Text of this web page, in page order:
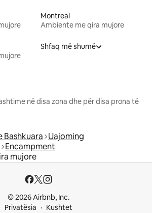
Montreal
Ambiente me qira mujore
Shfaq më shumë
në disa zona dhe për disa prona të
Bashkuara Uajoming
Encampment
mujore
© 2026 Airbnb, Inc.
Privatësia
Kushtet